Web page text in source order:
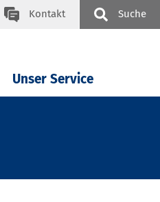
Kontakt Suche
Unser Service